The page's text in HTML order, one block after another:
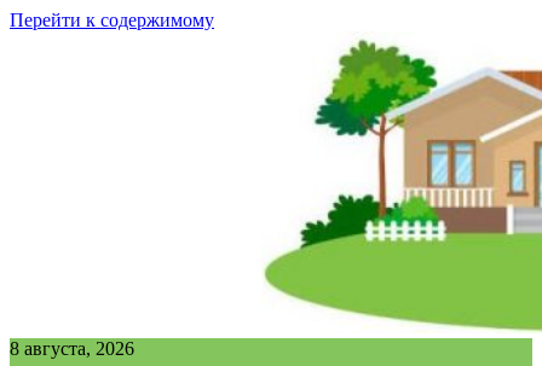
Перейти к содержимому
8 августа, 2026